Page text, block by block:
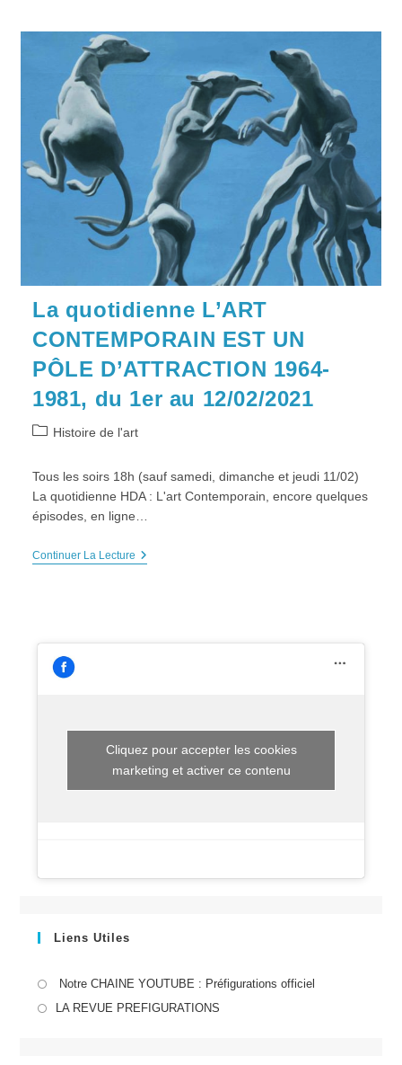
La quotidienne L’ART
CONTEMPORAIN EST UN
PÔLE D’ATTRACTION 1964-
1981, du 1er au 12/02/2021
PostHistoire de l'art
Tous les soirs 18h (sauf samedi, dimanche et jeudi 11/02)
La quotidienne HDA : L'art Contemporain, encore quelques
épisodes, en ligne…
Continuer La LectureLa
PÔLE
Au
Cliquez pour accepter les cookies
marketing et activer ce contenu
Liens Utiles
Notre CHAINE YOUTUBE : Préfigurations officiel
LA REVUE PREFIGURATIONS